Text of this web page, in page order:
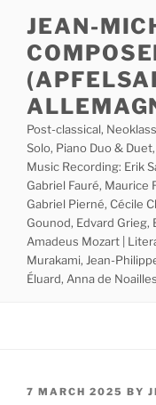
content
JEAN-
Post-classical,
Solo, Piano Duo &
Music Recording: Erik
Gabriel Fauré, Maurice
Gabriel Pierné, Cécile
Gounod, Edvard
Amadeus Mozart |
Murakami, Jean-
Éluard, Anna de
POSTED
7 MARCH 2025 BY